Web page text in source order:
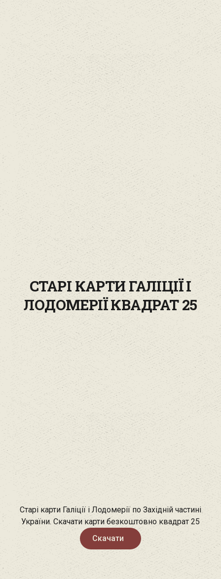
СТАРІ КАРТИ ГАЛІЦІЇ І
ЛОДОМЕРІЇ КВАДРАТ 25
Старі карти Галіції і Лодомерії по Західній частині
України. Скачати карти безкоштовно квадрат 25
Скачати